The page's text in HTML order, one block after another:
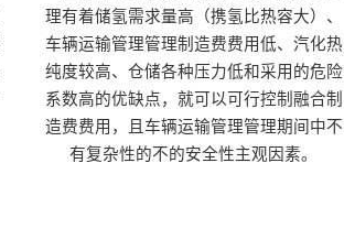
理有着储氢需求量高（携氢比热容大）、
车辆运输管理管理制造费费用低、汽化热
纯度较高、仓储各种压力低和采用的危险
系数高的优缺点，就可以可行控制融合制
造费费用，且车辆运输管理管理期间中不
有复杂性的不的安全性主观因素。